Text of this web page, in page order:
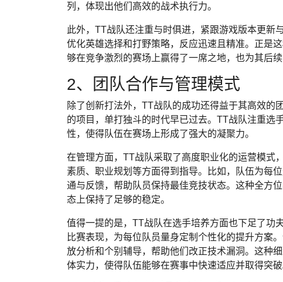
列，体现出他们高效的战术执行力。
此外，TT战队还注重与时俱进，紧跟游戏版本更新
优化英雄选择和打野策略，反应迅速且精准。正是
够在竞争激烈的赛场上赢得了一席之地，也为其后续
2、团队合作与管理模式
除了创新打法外，TT战队的成功还得益于其高效的
的项目，单打独斗的时代早已过去。TT战队注重选
性，使得队伍在赛场上形成了强大的凝聚力。
在管理方面，TT战队采取了高度职业化的运营模式
素质、职业规划等方面得到指导。比如，队伍为每
通与反馈，帮助队员保持最佳竞技状态。这种全方
态上保持了足够的稳定。
值得一提的是，TT战队在选手培养方面也下足了功
比赛表现，为每位队员量身定制个性化的提升方案
放分析和个别辅导，帮助他们改正技术漏洞。这种
体实力，使得队伍能够在赛事中快速适应并取得突破